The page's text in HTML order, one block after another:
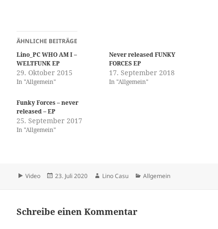
ÄHNLICHE BEITRÄGE
Lino_PC WHO AM I –
WELTFUNK EP
29. Oktober 2015
In "Allgemein"
Never released FUNKY
FORCES EP
17. September 2018
In "Allgemein"
Funky Forces – never
released – EP
25. September 2017
In "Allgemein"
Format
Video
Veröffentlicht
23. Juli 2020 Autor
Lino Casu Kategorien
Allgemein
Schreibe einen Kommentar